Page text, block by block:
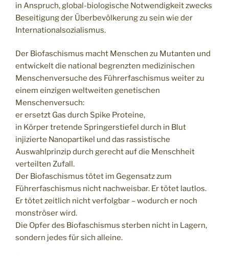
in Anspruch, global-biologische Notwendigkeit zwecks
Beseitigung der Überbevölkerung zu sein wie der
Internationalsozialismus.
Der Biofaschismus macht Menschen zu Mutanten und
entwickelt die national begrenzten medizinischen
Menschenversuche des Führerfaschismus weiter zu
einem einzigen weltweiten genetischen
Menschenversuch:
er ersetzt Gas durch Spike Proteine,
in Körper tretende Springerstiefel durch in Blut
injizierte Nanopartikel und das rassistische
Auswahlprinzip durch gerecht auf die Menschheit
verteilten Zufall.
Der Biofaschismus tötet im Gegensatz zum
Führerfaschismus nicht nachweisbar. Er tötet lautlos.
Er tötet zeitlich nicht verfolgbar – wodurch er noch
monströser wird.
Die Opfer des Biofaschismus sterben nicht in Lagern,
sondern jedes für sich alleine.